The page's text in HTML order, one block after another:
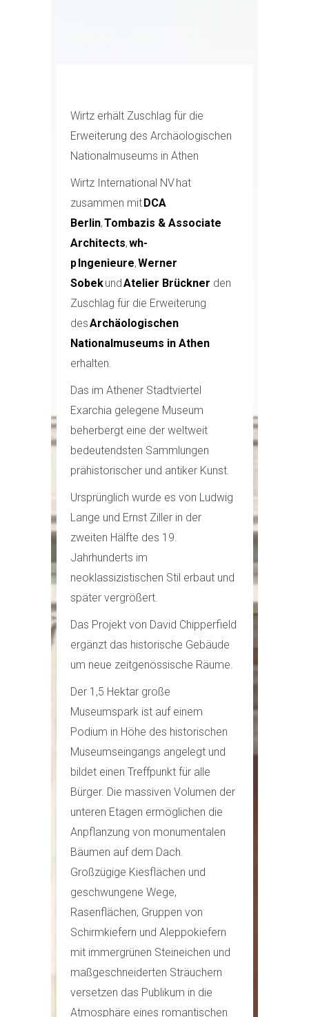
Wirtz erhält Zuschlag für die
Erweiterung des Archäologischen
Nationalmuseums in Athen
Wirtz International NV hat
zusammen mitDCA
Berlin,Tombazis & Associate
Architects,wh-
p Ingenieure,Werner
SobekundAtelier Brückner den
Zuschlag für die Erweiterung
desArchäologischen
Nationalmuseums in Athen
erhalten.
Das im Athener Stadtviertel
Exarchia gelegene Museum
beherbergt eine der weltweit
bedeutendsten Sammlungen
prähistorischer und antiker Kunst.
Ursprünglich wurde es von Ludwig
Lange und Ernst Ziller in der
zweiten Hälfte des 19.
Jahrhunderts im
neoklassizistischen Stil erbaut und
später vergrößert.
Das Projekt von David Chipperfield
ergänzt das historische Gebäude
um neue zeitgenössische Räume.
Der 1,5 Hektar große
Museumspark ist auf einem
Podium in Höhe des historischen
Museumseingangs angelegt und
bildet einen Treffpunkt für alle
Bürger. Die massiven Volumen der
unteren Etagen ermöglichen die
Anpflanzung von monumentalen
Bäumen auf dem Dach.
Großzügige Kiesflächen und
geschwungene Wege,
Rasenflächen, Gruppen von
Schirmkiefern und Aleppokiefern
mit immergrünen Steineichen und
maßgeschneiderten Sträuchern
versetzen das Publikum in die
Atmosphäre eines romantischen